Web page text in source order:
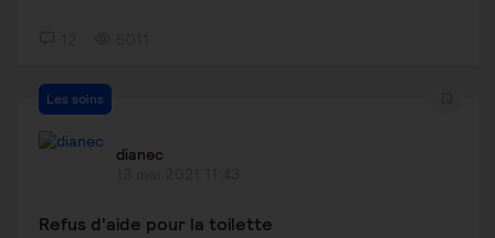
Les soins
dianec
Refus d'aide pour la toilette